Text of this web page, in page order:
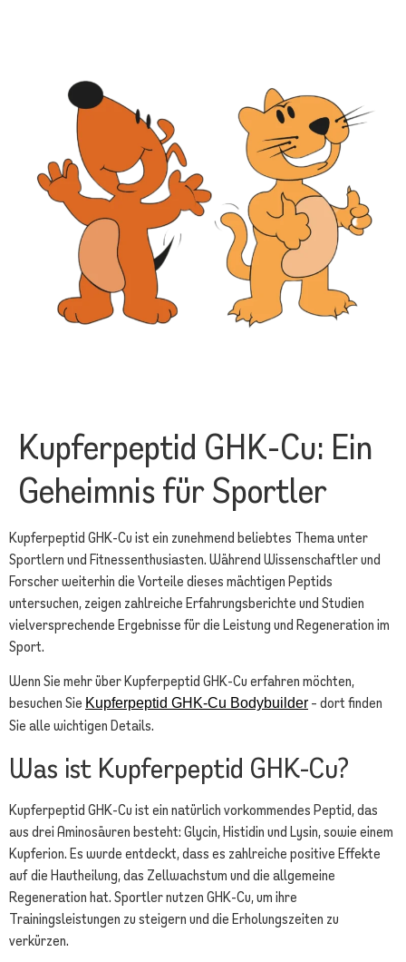
Kupferpeptid GHK-Cu: Ein
Geheimnis für Sportler
Kupferpeptid GHK-Cu ist ein zunehmend beliebtes Thema unter
Sportlern und Fitnessenthusiasten. Während Wissenschaftler und
Forscher weiterhin die Vorteile dieses mächtigen Peptids
untersuchen, zeigen zahlreiche Erfahrungsberichte und Studien
vielversprechende Ergebnisse für die Leistung und Regeneration im
Sport.
Wenn Sie mehr über Kupferpeptid GHK-Cu erfahren möchten,
besuchen Sie Kupferpeptid GHK-Cu Bodybuilder – dort finden
Sie alle wichtigen Details.
Was ist Kupferpeptid GHK-Cu?
Kupferpeptid GHK-Cu ist ein natürlich vorkommendes Peptid, das
aus drei Aminosäuren besteht: Glycin, Histidin und Lysin, sowie einem
Kupferion. Es wurde entdeckt, dass es zahlreiche positive Effekte
auf die Hautheilung, das Zellwachstum und die allgemeine
Regeneration hat. Sportler nutzen GHK-Cu, um ihre
Trainingsleistungen zu steigern und die Erholungszeiten zu
verkürzen.